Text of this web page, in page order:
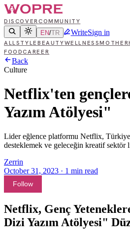
DISCOVERCOMMUNITY
EN/TR WriteSign in
ALLSTYLE BEAUTYWELLNESS
FOODCAREER
Back
Culture
Netflix'ten
Yazım Atölyesi"
Lider eğlence platformu Netflix,
desteklemek ve geleceğin kreatif sektör
Zerrin
October 31, 2023 · 1 min read
Follow
Netflix, Genç
Dizi Yazım Atölyesi"